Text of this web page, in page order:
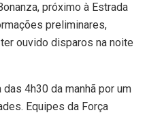
próximo à Estrada
preliminares,
ouvido disparos na noite
4h30 da manhã por um
Equipes da Força